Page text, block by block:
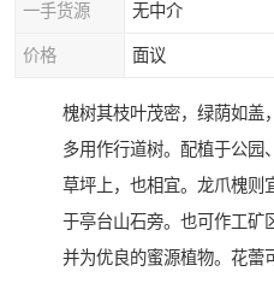
一手货源 无中介
价格 面议
槐树其枝叶茂密，绿荫如盖
多用作行道树。配植于公园
草坪上，也相宜。龙爪槐则
于亭台山石旁。也可作工矿
并为优良的蜜源植物。花蕾